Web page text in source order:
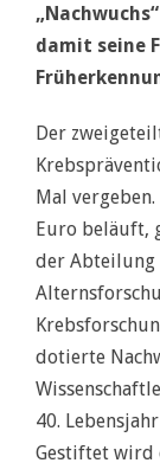
damit seine
Der
Mal
Euro beläuft,
der Abteilung
dotierte
40.
Gestiftet wird